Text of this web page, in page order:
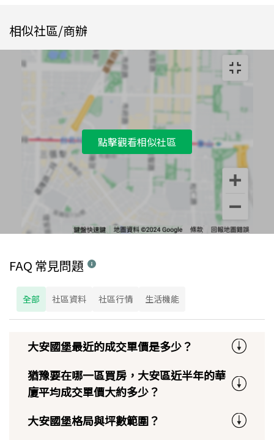
相似社區/商辦
點擊觀看相似社區
FAQ 常見問題
全部 社區資料 社區行情 生活機能
大安國堡最近的成交單價是多少？
猶豫要在哪一區買房，大安區近半年的華
廈平均成交單價大約多少？
大安國堡格局與坪數範圍？